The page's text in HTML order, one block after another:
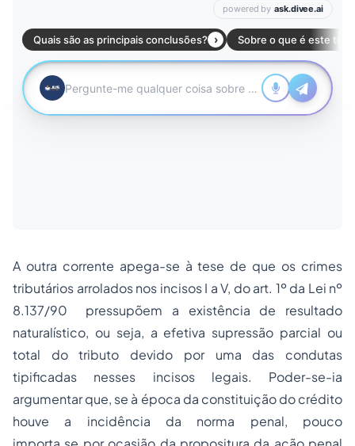
A outra corrente apega-se à tese de que os crimes
tributários arrolados nos incisos I a V, do art. 1º da Lei nº
8.137/90 pressupõem a existência de resultado
naturalístico, ou seja, a efetiva supressão parcial ou
total do tributo devido por uma das condutas
tipificadas nesses incisos legais. Poder-se-ia
argumentar que, se à época da constituição do crédito
houve a incidência da norma penal, pouco